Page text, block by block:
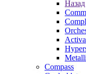
Назад
Compass